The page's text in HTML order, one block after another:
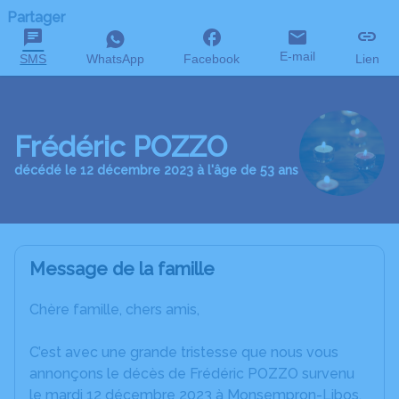
Partager
SMS WhatsApp Facebook E-mail Lien
Frédéric POZZO
décédé le 12 décembre 2023 à l'âge de 53 ans
Message de la famille
Chère famille, chers amis,
C’est avec une grande tristesse que nous vous
annonçons le décès de Frédéric POZZO survenu
le mardi 12 décembre 2023 à Monsempron-Libos.